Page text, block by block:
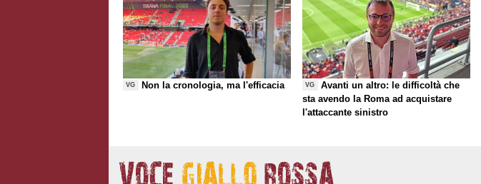
VG Non la cronologia, ma l'efficacia VG
Avanti un altro: le difficoltà che
sta avendo la Roma ad acquistare
l'attaccante sinistro